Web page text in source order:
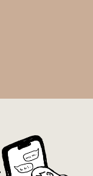
Ela me
num
misto de